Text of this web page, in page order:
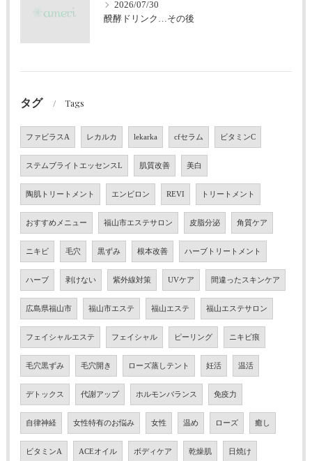
2026/07/30
醗酵ドリンク…その後
タグ Tags
ファビラスA レカルカ lekarka cfセラム ビタミンC
ステムブライトエッセンスL 肌質改善 美白
陶肌トリートメント エンビロン REVI トリートメント
おすすめメニュー 福山市エステサロン 皮脂分泌 角質ケア
ニキビ 毛穴 黒ずみ 根本改善 ハーブトリートメント
ハーブ 剥けない 紫外線対策 UVケア 間違ったスキンケア
広島県福山市 福山市エステ 福山エステ 福山エステサロン
フェイシャルエステ フェイシャル ピーリング ニキビ痕
毛穴黒ずみ 毛穴開き ローズ蒸しテント 妊活 温活
デトックス 代謝アップ ホルモンバランス 免疫力
自律神経 女性特有のお悩み 女性 温め ローズ 癒し
ビタミンA ACEオイル ボディケア 乾燥肌 日焼け